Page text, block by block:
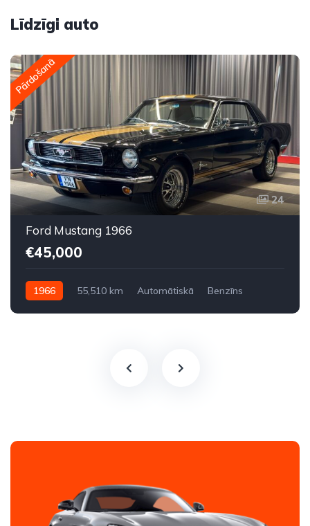
Līdzīgi auto
Pārdošanā
24
Ford Mustang 1966
€45,000
1966 55,510 km Automātiskā
Benzīns